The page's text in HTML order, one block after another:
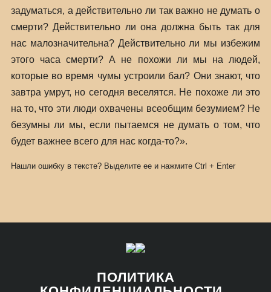
задуматься, а действительно ли так важно не думать о
смерти? Действительно ли она должна быть так для
нас малозначительна? Действительно ли мы избежим
этого часа смерти? А не похожи ли мы на людей,
которые во время чумы устроили бал? Они знают, что
завтра умрут, но сегодня веселятся. Не похоже ли это
на то, что эти люди охвачены всеобщим безумием? Не
безумны ли мы, если пытаемся не думать о том, что
будет важнее всего для нас когда-то?».
Нашли ошибку в тексте? Выделите ее и нажмите Ctrl + Enter
ПОЛИТИКА